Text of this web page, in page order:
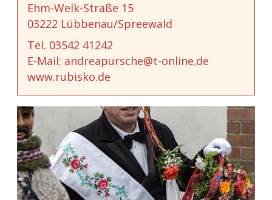
Ehm-Welk-Straße 15
03222 Lübbenau/Spreewald
Tel. 03542 41242
E-Mail: andreapursche@t-online.de
www.rubisko.de